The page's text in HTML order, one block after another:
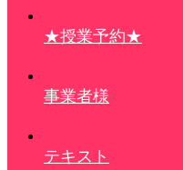
★授業予約★
事業者様
テキスト